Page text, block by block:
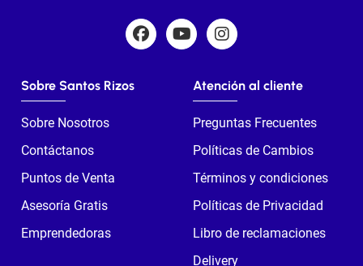
Sobre Santos Rizos
Sobre Nosotros
Contáctanos
Puntos de Venta
Asesoría Gratis
Emprendedoras
Atención al cliente
Preguntas Frecuentes
Políticas de Cambios
Términos y condiciones
Políticas de Privacidad
Libro de reclamaciones
Delivery